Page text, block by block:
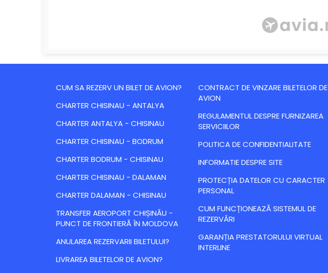
CUM SA REZERV UN BILET DE AVION?
CHARTER CHISINAU - ANTALYA
CHARTER ANTALYA - CHISINAU
CHARTER CHISINAU - BODRUM
CHARTER BODRUM - CHISINAU
CHARTER CHISINAU - DALAMAN
CHARTER DALAMAN - CHISINAU
TRANSFER AEROPORT CHIȘINĂU -
PUNCT DE FRONTIERĂ ÎN MOLDOVA
ANULAREA REZERVARII BILETULUI?
LIVRAREA BILETELOR DE AVION?
CONTRACT DE VINZARE BILETELOR DE
AVION
REGULAMENTUL DESPRE FURNIZAREA
SERVICIILOR
POLITICA DE CONFIDENTIALITATE
INFORMATIE DESPRE SITE
PROTECȚIA DATELOR CU CARACTER
PERSONAL
CUM FUNCȚIONEAZĂ SISTEMUL DE
REZERVĂRI
GARANȚIA PRESTATORULUI VIRTUAL
INTERLINE